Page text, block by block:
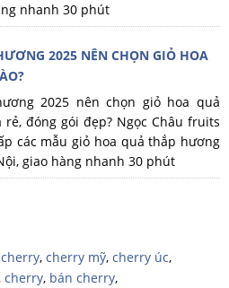
nhanh 30 phút
2025 NÊN CHỌN GIỎ HOA
2025 nên chọn giỏ hoa quả
rẻ, đóng gói đẹp? Ngọc Châu fruits
các mẫu giỏ hoa quả thắp hương
giao hàng nhanh 30 phút
, cherry mỹ, cherry úc,
cherry, bán cherry,